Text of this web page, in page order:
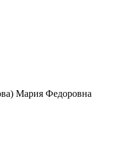
Мария Федоровна